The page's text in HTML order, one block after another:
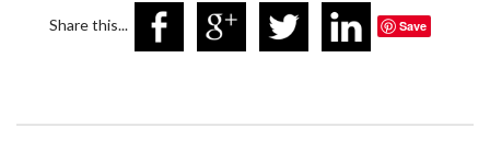
Share this... Save